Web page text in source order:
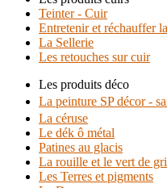
Teinter - Cuir
Entretenir et réchauffer
La Sellerie
Les retouches sur cuir
Les produits déco
La peinture SP décor -
La céruse
Le dék ô métal
Patines au glacis
La rouille et le vert de
Les Terres et pigments